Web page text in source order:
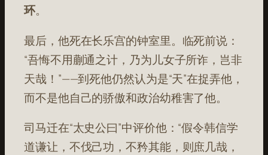
环。
最后，他死在长乐宫的钟室里。临死前说：
“吾悔不用蒯通之计，乃为儿女子所诈，岂非
天哉！”——到死他仍然认为是“天”在捉弄他，
而不是他自己的骄傲和政治幼稚害了他。
司马迁在“太史公曰”中评价他：“假令韩信学
道谦让，不伐己功，不矜其能，则庶几哉，